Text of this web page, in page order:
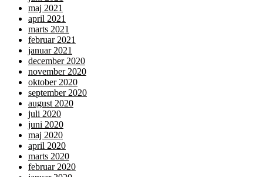
maj 2021
april 2021
marts 2021
februar 2021
januar 2021
december 2020
november 2020
oktober 2020
september 2020
august 2020
juli 2020
juni 2020
maj 2020
april 2020
marts 2020
februar 2020